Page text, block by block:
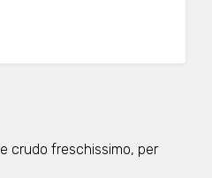
crudo freschissimo, per